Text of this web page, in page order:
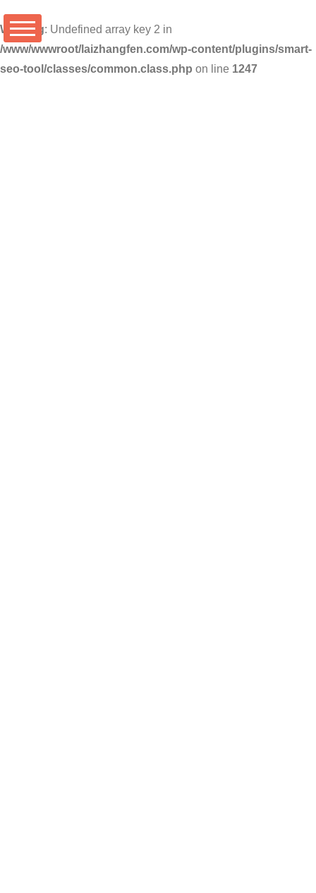
Warning: Undefined array key 2 in
/www/wwwroot/laizhangfen.com/wp-content/plugins/smart-
seo-tool/classes/common.class.php on line 1247